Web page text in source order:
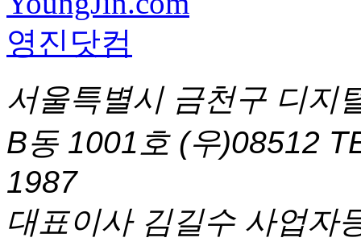
서울특별시 금천구 디지
B동 1001호 (우)08512
1987
대표이사 김길수 사업자